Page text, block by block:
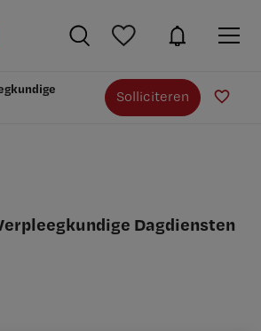
Solliciteren
Dagdiensten